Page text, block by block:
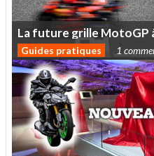
Lafuturegrille MotoGP
Guides pratiques 1